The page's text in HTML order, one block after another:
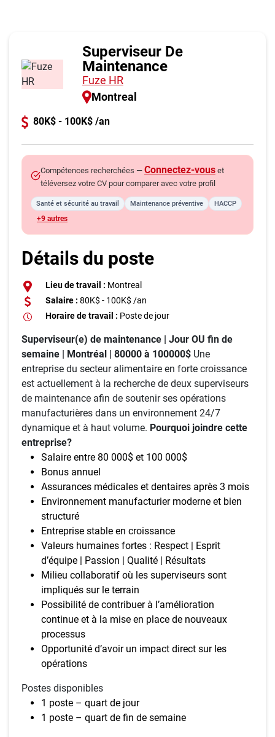
Superviseur De
Maintenance
Fuze HR
Montreal
80K$ - 100K$ /an
Compétences recherchées — Connectez-vous et
téléversez votre CV pour comparer avec votre profil
Santé et sécurité au travail Maintenance préventive HACCP
+9 autres
Détails du poste
Lieu de travail : Montreal
Salaire : 80K$ - 100K$ /an
Horaire de travail : Poste de jour
Superviseur(e) de maintenance | Jour OU fin de
semaine | Montréal | 80000 à 100000$ Une
entreprise du secteur alimentaire en forte croissance
est actuellement à la recherche de deux superviseurs
de maintenance afin de soutenir ses opérations
manufacturières dans un environnement 24/7
dynamique et à haut volume. Pourquoi joindre cette
entreprise?
Salaire entre 80 000$ et 100 000$
Bonus annuel
Assurances médicales et dentaires après 3 mois
Environnement manufacturier moderne et bien
structuré
Entreprise stable en croissance
Valeurs humaines fortes : Respect | Esprit
d’équipe | Passion | Qualité | Résultats
Milieu collaboratif où les superviseurs sont
impliqués sur le terrain
Possibilité de contribuer à l’amélioration
continue et à la mise en place de nouveaux
processus
Opportunité d’avoir un impact direct sur les
opérations
Postes disponibles
1 poste – quart de jour
1 poste – quart de fin de semaine